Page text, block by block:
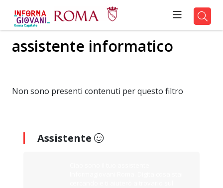
assistente informatico
Non sono presenti contenuti per questo filtro
Assistente